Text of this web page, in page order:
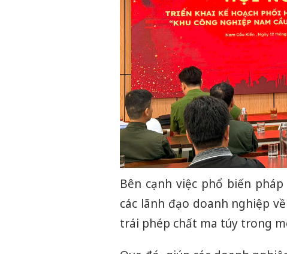
Bên cạnh việc phổ biến
các lãnh đạo doanh nghiệp
trái phép chất ma túy trong